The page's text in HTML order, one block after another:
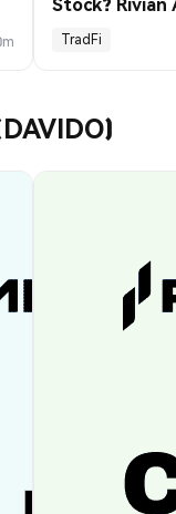
Explicado
TradFi